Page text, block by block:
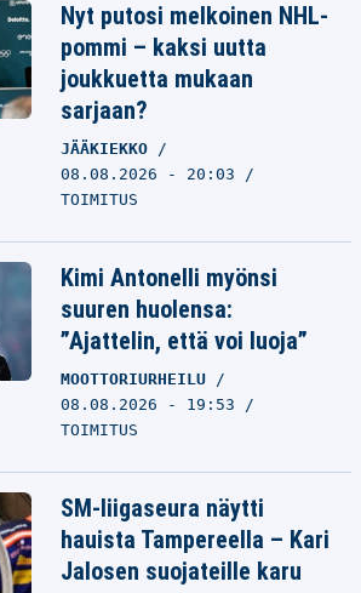
Nyt putosi melkoinen NHL-
pommi – kaksi uutta
joukkuetta mukaan
sarjaan?
JÄÄKIEKKO
08.08.2026 - 20:03
TOIMITUS
Kimi Antonelli myönsi
suuren huolensa:
”Ajattelin, että voi luoja”
MOOTTORIURHEILU
08.08.2026 - 19:53
TOIMITUS
SM-liigaseura näytti
hauista Tampereella – Kari
Jalosen suojateille karu